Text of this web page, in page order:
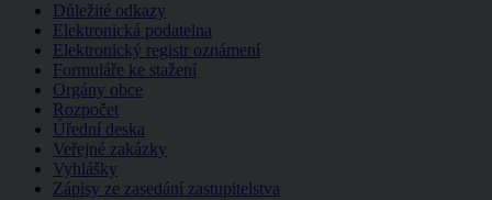
Důležité odkazy
Elektronická podatelna
Elektronický registr oznámení
Formuláře ke stažení
Orgány obce
Rozpočet
Úřední deska
Veřejné zakázky
Vyhlášky
Zápisy ze zasedání zastupitelstva